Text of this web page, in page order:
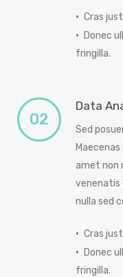
Cras
Donec
fringilla.
02
Data
Sed
amet non
venenatis
nulla sed
Cras
Donec
fringilla.